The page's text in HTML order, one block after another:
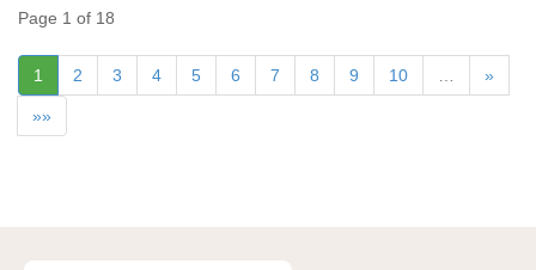
Page 1 of 18
1 2 3 4 5 6 7 8 9 10 »
»»